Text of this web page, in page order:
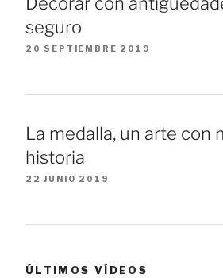
seguro
20 SEPTIEMBRE 2019
La medalla, un arte con
historia
22 JUNIO 2019
ÚLTIMOS VÍDEOS